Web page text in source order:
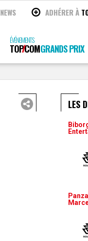
NEWS ADHÉRER À
ÉVÉNEMENTS
TOPCOMGRANDS PRIX
LES